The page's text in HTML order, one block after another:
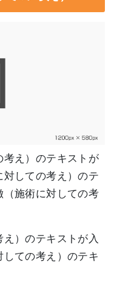
え）のテキストが
しての考え）のテ
（施術に対しての考
）のテキストが入
ての考え）のテキ